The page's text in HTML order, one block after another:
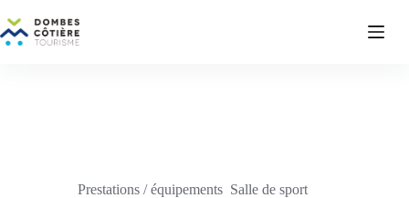
au
contenu
Prestations / équipements Salle de sport